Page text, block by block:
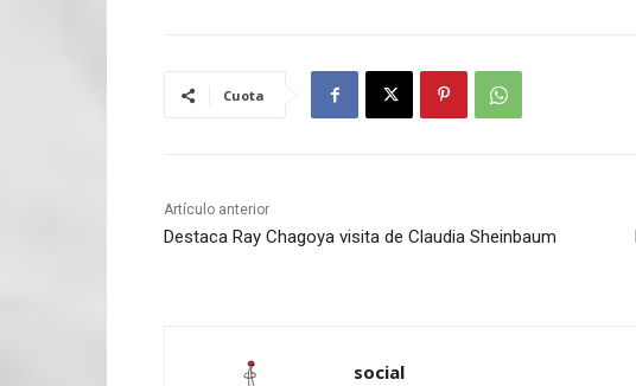
Cuota
Artículo anterior
Destaca Ray Chagoya visita de Claudia Sheinbaum
social